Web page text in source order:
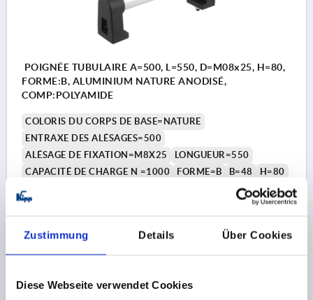
Zustimmung Details Über Cookies
Diese Webseite verwendet Cookies
POIGNÉE TUBULAIRE A=500, L=550, D=M08x25, H=80,
FORME:B, ALUMINIUM NATURE ANODISÉ,
COMP:POLYAMIDE
COLORIS DU CORPS DE BASE=NATURE
ENTRAXE DES ALÉSAGES=500
ALÉSAGE DE FIXATION=M8X25
LONGUEUR=550
CAPACITÉ DE CHARGE N =1000
FORME=B B=48 H=80
Référence:
36,36 CHF
hors TVA
DÉTAILS
K0223 B